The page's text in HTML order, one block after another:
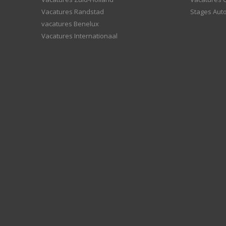
Vacatures Randstad
vacatures Benelux
Vacatures Internationaal
Stages